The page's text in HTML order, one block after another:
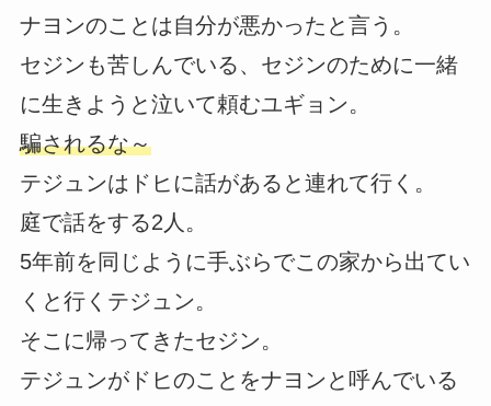
ナヨンのことは自分が悪かったと言う。
セジンも苦しんでいる、セジンのために一緒
に生きようと泣いて頼むユギョン。
騙されるな～
テジュンはドヒに話があると連れて行く。
庭で話をする2人。
5年前を同じように手ぶらでこの家から出てい
くと行くテジュン。
そこに帰ってきたセジン。
テジュンがドヒのことをナヨンと呼んでいる